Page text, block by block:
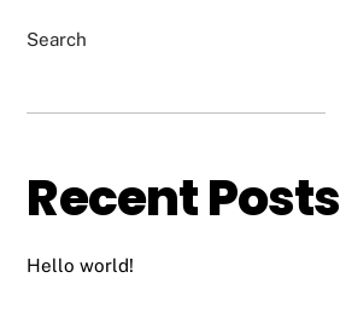
Search
Recent Posts
Hello world!